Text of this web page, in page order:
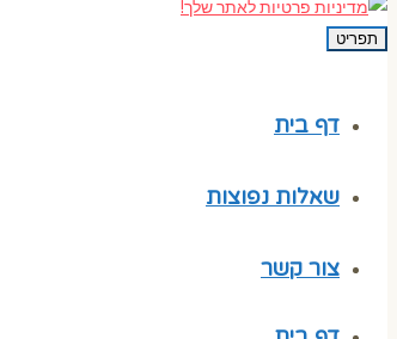
תפריט
דף בית
שאלות נפוצות
צור קשר